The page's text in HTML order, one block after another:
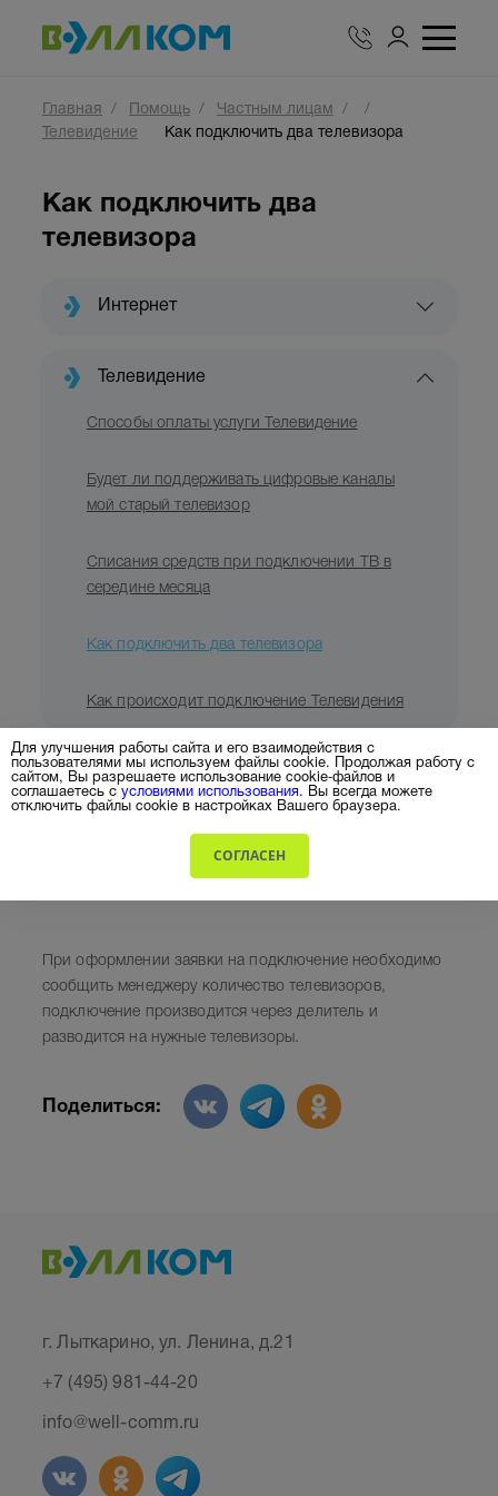
Главная Помощь
Частным лицам
Телевидение
Как подключить два телевизора
Как подключить два
телевизора
Интернет
Телевидение
Способы оплаты услуги Телевидение
Будет ли поддерживать цифровые каналы
мой старый телевизор
Списания средств при подключении ТВ в
середине месяца
Как подключить два телевизора
Как происходит подключение Телевидения
Умный
домофон
При оформлении заявки на подключение необходимо
сообщить менеджеру количество телевизоров,
подключение производится через делитель и
разводится на нужные телевизоры.
Поделиться:
г. Лыткарино, ул. Ленина, д.21
+7 (495) 981-44-20
info@well-comm.ru
Для улучшения работы сайта и его взаимодействия с
пользователями мы используем файлы cookie. Продолжая работу с
сайтом, Вы разрешаете использование cookie-файлов и
соглашаетесь сусловиями использования. Вы всегда можете
отключить файлы cookie в настройках Вашего браузера.
СОГЛАСЕН